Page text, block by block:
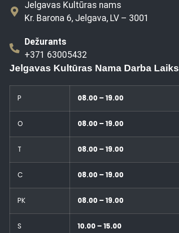
Jelgavas Kultūras nams
Kr. Barona 6, Jelgava, LV – 3001
Dežurants
+371 63005432
Jelgavas Kultūras Nama Darba Laiks
P 08.00 – 19.00
O 08.00 – 19.00
T 08.00 – 19.00
C 08.00 – 19.00
PK 08.00 – 19.00
S 10.00 – 15.00